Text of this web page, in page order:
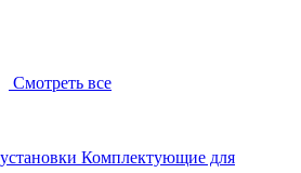
Смотреть все
Комплектующие для